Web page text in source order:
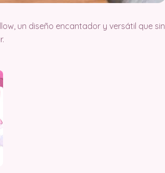
un diseño encantador y versátil que sin